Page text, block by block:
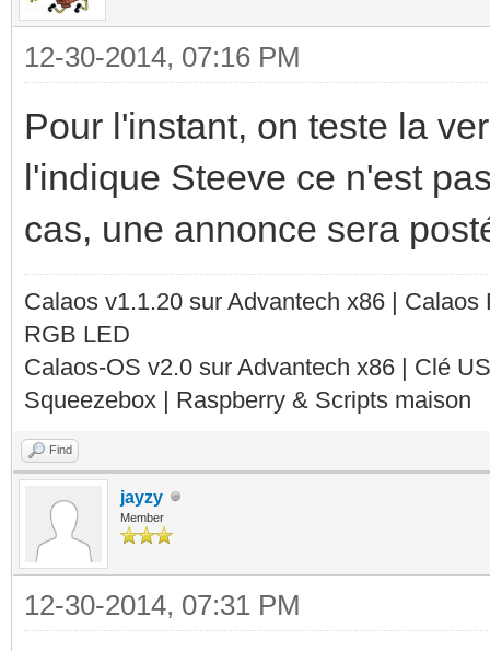
12-30-2014, 07:16 PM
Pour l'instant, on teste la
l'indique Steeve ce n'est
cas, une annonce sera
Calaos v1.1.20 sur Advantech x86 |
RGB LED
Calaos-OS v2.0 sur Advantech x86 | Clé
Squeezebox | Raspberry & Scripts maison
Find
jayzy
Member
12-30-2014, 07:31 PM